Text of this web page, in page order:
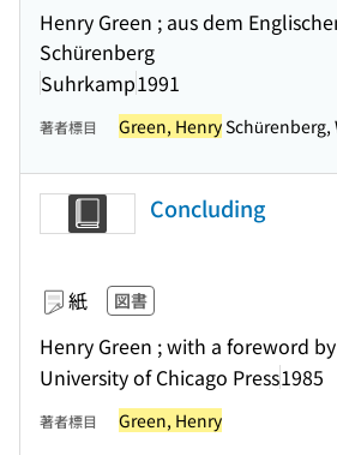
Henry Green ; aus dem
Schürenberg
Suhrkamp1991
著者標目 Green, HenrySchürenberg,
Concluding
紙 図書
Henry Green ; with a foreword
University of Chicago Press1985
著者標目 Green, Henry